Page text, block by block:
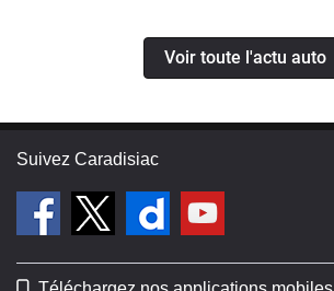
Voir toute l'actu auto
Suivez Caradisiac